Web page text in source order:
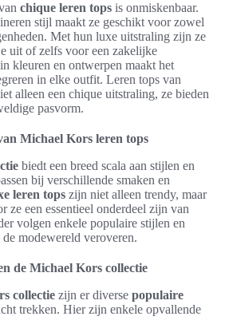
chique leren tops is onmiskenbaar.
stijl maakt ze geschikt voor zowel
Met hun luxe uitstraling zijn ze
uit of zelfs voor een zakelijke
kleuren en ontwerpen maakt het
in elke outfit. Leren tops van
alleen een chique uitstraling, ze bieden
pasvorm.
Michael Kors leren tops
biedt een breed scala aan stijlen en
bij verschillende smaken en
leren tops zijn niet alleen trendy, maar
ze een essentieel onderdeel zijn van
volgen enkele populaire stijlen en
modewereld veroveren.
de Michael Kors collectie
collectie zijn er diverse populaire
trekken. Hier zijn enkele opvallende